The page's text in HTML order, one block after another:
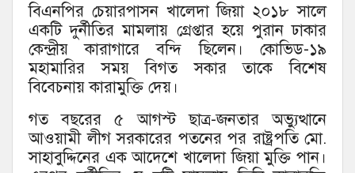
বিএনপির চেয়ারপাসন খালেদা জিয়া ২০১৮ সালে
একটি দুর্নীতির মামলায় গ্রেপ্তার হয়ে পুরান ঢাকার
কেন্দ্রীয় কারাগারে বন্দি ছিলেন। কোভিড-১৯
মহামারির সময় বিগত সকার তাকে বিশেষ
বিবেচনায় কারামুক্তি দেয়।
গত বছরের ৫ আগস্ট ছাত্র-জনতার অভ্যুত্থানে
আওয়ামী লীগ সরকারের পতনের পর রাষ্ট্রপতি মো.
সাহাবুদ্দিনের এক আদেশে খালেদা জিয়া মুক্তি পান।